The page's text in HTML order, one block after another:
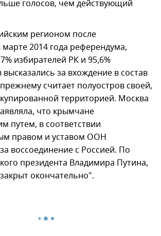
голосов, чем действующий
регионом после
2014 года референдума,
избирателей РК и 95,6%
за вхождение в состав
считает полуостров своей,
территорией. Москва
что крымчане
путем, в соответствии
правом и уставом ООН
воссоединение с Россией. По
президента Владимира Путина,
окончательно".